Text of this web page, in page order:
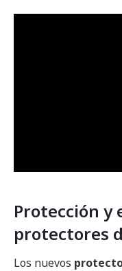
Protección y
protectores
Los nuevos